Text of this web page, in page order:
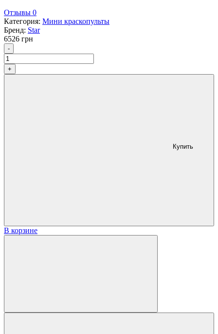
Отзывы 0
Категория: Мини краскопульты
Бренд: Star
6526 грн
- Количество
+
Купить
В корзине